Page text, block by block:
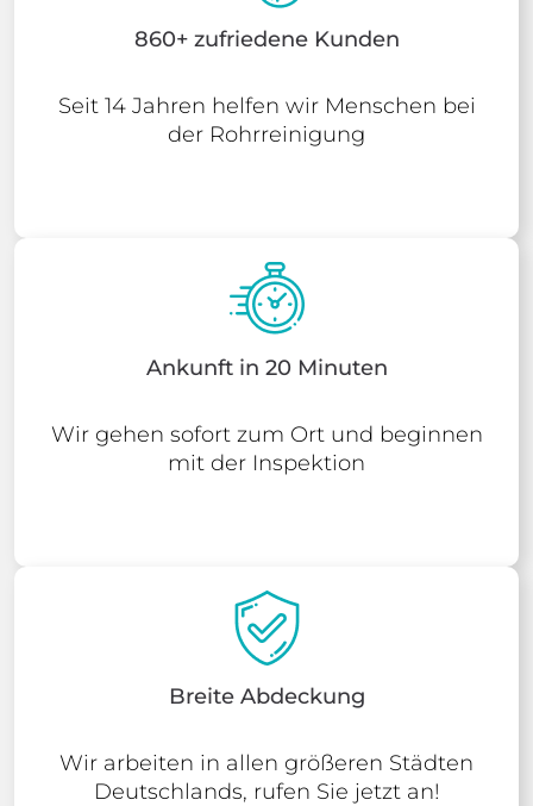
860+ zufriedene Kunden
Seit 14 Jahren helfen wir Menschen bei
der Rohrreinigung
Ankunft in 20 Minuten
Wir gehen sofort zum Ort und beginnen
mit der Inspektion
Breite Abdeckung
Wir arbeiten in allen größeren Städten
Deutschlands, rufen Sie jetzt an!